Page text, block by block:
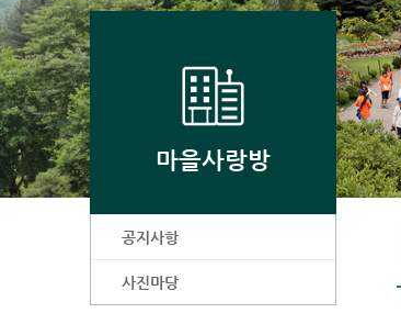
마을사랑방
공지사항
사진마당